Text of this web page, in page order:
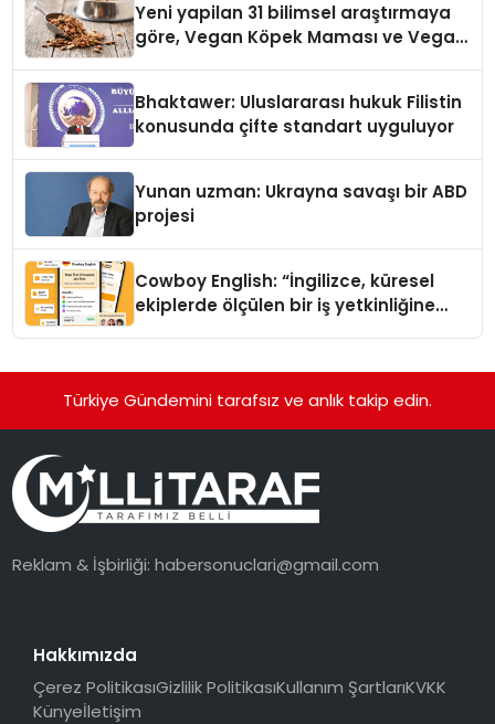
Yeni yapilan 31 bilimsel araştırmaya
göre, Vegan Köpek Maması ve Vegan
Bhaktawer: Uluslararası hukuk Filistin
konusunda çifte standart uyguluyor
Yunan uzman: Ukrayna savaşı bir ABD
projesi
Cowboy English: “İngilizce, küresel
ekiplerde ölçülen bir iş yetkinliğine
Türkiye Gündemini tarafsız ve anlık takip edin.
Reklam & İşbirliği:habersonuclari@gmail.com
Hakkımızda
Çerez PolitikasıGizlilik PolitikasıKullanım ŞartlarıKVKK
Künyeİletişim